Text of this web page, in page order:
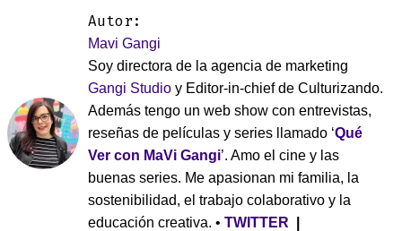
Autor:
Mavi Gangi
Soy directora de la agencia de marketing
Gangi Studio y Editor-in-chief de Culturizando.
Además tengo un web show con entrevistas,
reseñas de películas y series llamado ‘Qué
Ver con MaVi Gangi’. Amo el cine y las
buenas series. Me apasionan mi familia, la
sostenibilidad, el trabajo colaborativo y la
educación creativa. • TWITTER